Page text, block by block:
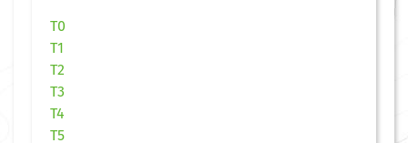
T0
T1
T2
T3
T4
T5